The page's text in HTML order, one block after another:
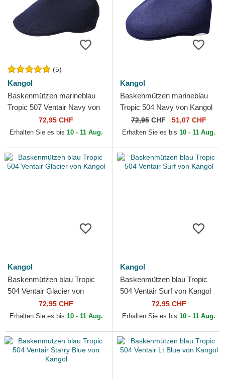
(5)
Kangol
Baskenmützen marineblau
Tropic 507 Ventair Navy von
72,95 CHF
Erhalten Sie es bis 10 - 11 Aug.
Kangol
Baskenmützen marineblau
Tropic 504 Navy von Kangol
72,95 CHF 51,07 CHF
Erhalten Sie es bis 10 - 11 Aug.
Kangol
Baskenmützen blau Tropic
504 Ventair Glacier von
72,95 CHF
Erhalten Sie es bis 10 - 11 Aug.
Kangol
Baskenmützen blau Tropic
504 Ventair Surf von Kangol
72,95 CHF
Erhalten Sie es bis 10 - 11 Aug.